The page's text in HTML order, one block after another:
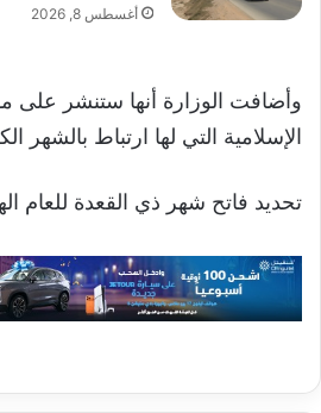
أغسطس 8, 2026
وأضافت الوزارة أنها ستنشر على
الإسلامية التي لها ارتباط بالشهر
تحديد فاتح شهر ذي القعدة للعام